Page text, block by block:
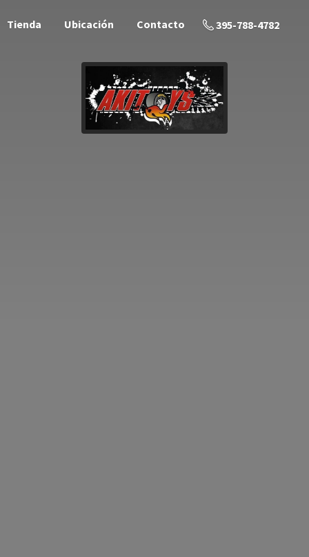
Tienda Ubicación Contacto 395-788-4782